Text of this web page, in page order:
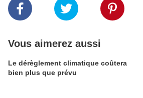
Vous aimerez aussi
Le dérèglement climatique coûtera
bien plus que prévu